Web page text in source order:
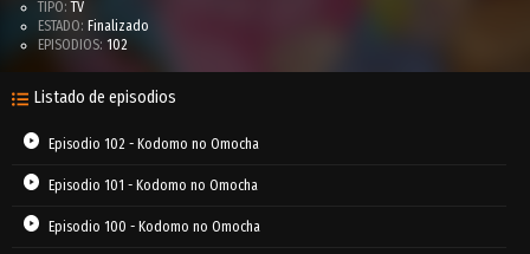
TIPO: TV
ESTADO: Finalizado
EPISODIOS: 102
Listado de episodios
Episodio 102 - Kodomo no Omocha
Episodio 101 - Kodomo no Omocha
Episodio 100 - Kodomo no Omocha